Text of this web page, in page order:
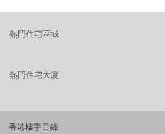
熱門住宅區域
熱門住宅大廈
香港樓宇目錄